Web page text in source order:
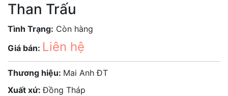
Than Trấu
Tình Trạng: Còn hàng
Giá bán: Liên hệ
Thương hiệu: Mai Anh ĐT
Xuất xứ:Đồng Tháp